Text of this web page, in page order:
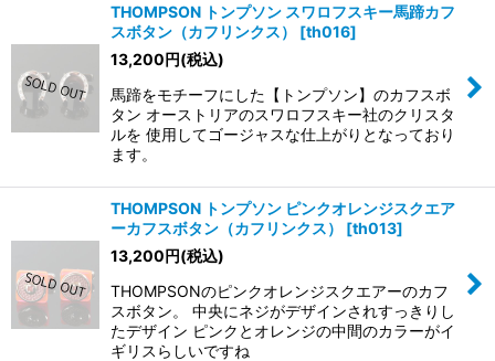
THOMPSON トンプソン スワロフスキー馬蹄カフ
スボタン（カフリンクス）
[th016]
13,200円(税込)
馬蹄をモチーフにした【トンプソン】のカフスボ
タン オーストリアのスワロフスキー社のクリスタ
ルを 使用してゴージャスな仕上がりとなっており
ます。
THOMPSON トンプソン ピンクオレンジスクエア
ーカフスボタン（カフリンクス）
[th013]
13,200円(税込)
THOMPSONのピンクオレンジスクエアーのカフ
スボタン。 中央にネジがデザインされすっきりし
たデザイン ピンクとオレンジの中間のカラーがイ
ギリスらしいですね